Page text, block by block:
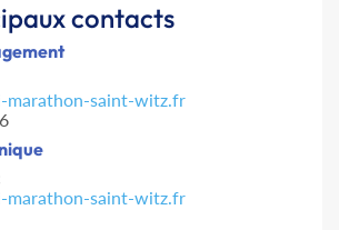
contacts
marathon-saint-witz.fr
marathon-saint-witz.fr